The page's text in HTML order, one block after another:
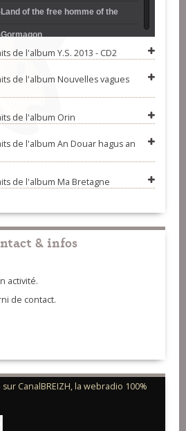
of the free homme of the
on
tan douar bushi
de l'album Y.S. 2013 - CD2
de l'album Nouvelles vagues
de l'album Orin
de l'album An Douar hagus an
de l'album Ma Bretagne
& infos
activité.
de contact.
CanalBREIZH, la webradio 100%